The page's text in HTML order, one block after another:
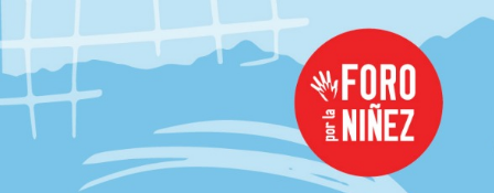
Promoviendo
Derechos,
Construimos
Igualdad